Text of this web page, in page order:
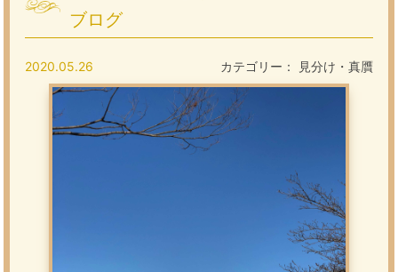
ブログ
カテゴリー： 見分け・真贋
2020.05.26